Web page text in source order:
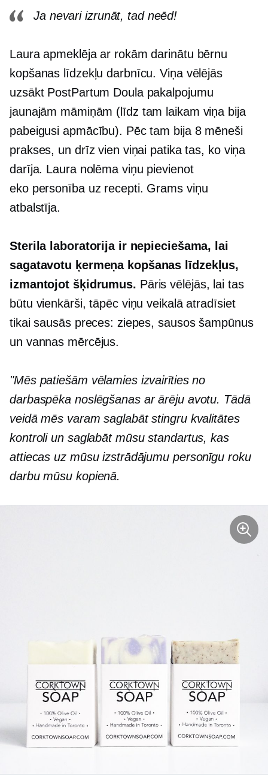
Ja nevari izrunāt, tad neēd!
Laura apmeklēja ar rokām darinātu bērnu
kopšanas līdzekļu darbnīcu. Viņa vēlējās
uzsākt PostPartum Doula pakalpojumu
jaunajām māmiņām (līdz tam laikam viņa bija
pabeigusi apmācību). Pēc tam bija 8 mēneši
prakses, un drīz vien viņai patika tas, ko viņa
darīja. Laura nolēma viņu pievienot
eko personībauz recepti. Grams viņu
atbalstīja.
Sterila laboratorija ir nepieciešama, lai
sagatavotu ķermeņa kopšanas līdzekļus,
izmantojot šķidrumus. Pāris vēlējās, lai tas
būtu vienkārši, tāpēc viņu veikalā atradīsiet
tikai sausās preces: ziepes, sausos šampūnus
un vannas mērcējus.
"Mēs patiešām vēlamies izvairīties no
darbaspēka noslēgšanas ar ārēju avotu. Tādā
veidā mēs varam saglabāt stingru kvalitātes
kontroli un saglabāt mūsu standartus, kas
attiecas uz mūsu izstrādājumu personīgu roku
darbu mūsu kopienā.